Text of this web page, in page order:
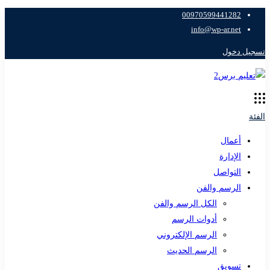
00970599441282
info@wp-ar.net
تسجيل دخول
الفئة
أعمال
الإدارة
التواصل
الرسم والفن
الكل الرسم والفن
أدوات الرسم
الرسم الإلكتروني
الرسم الحديث
تسويق